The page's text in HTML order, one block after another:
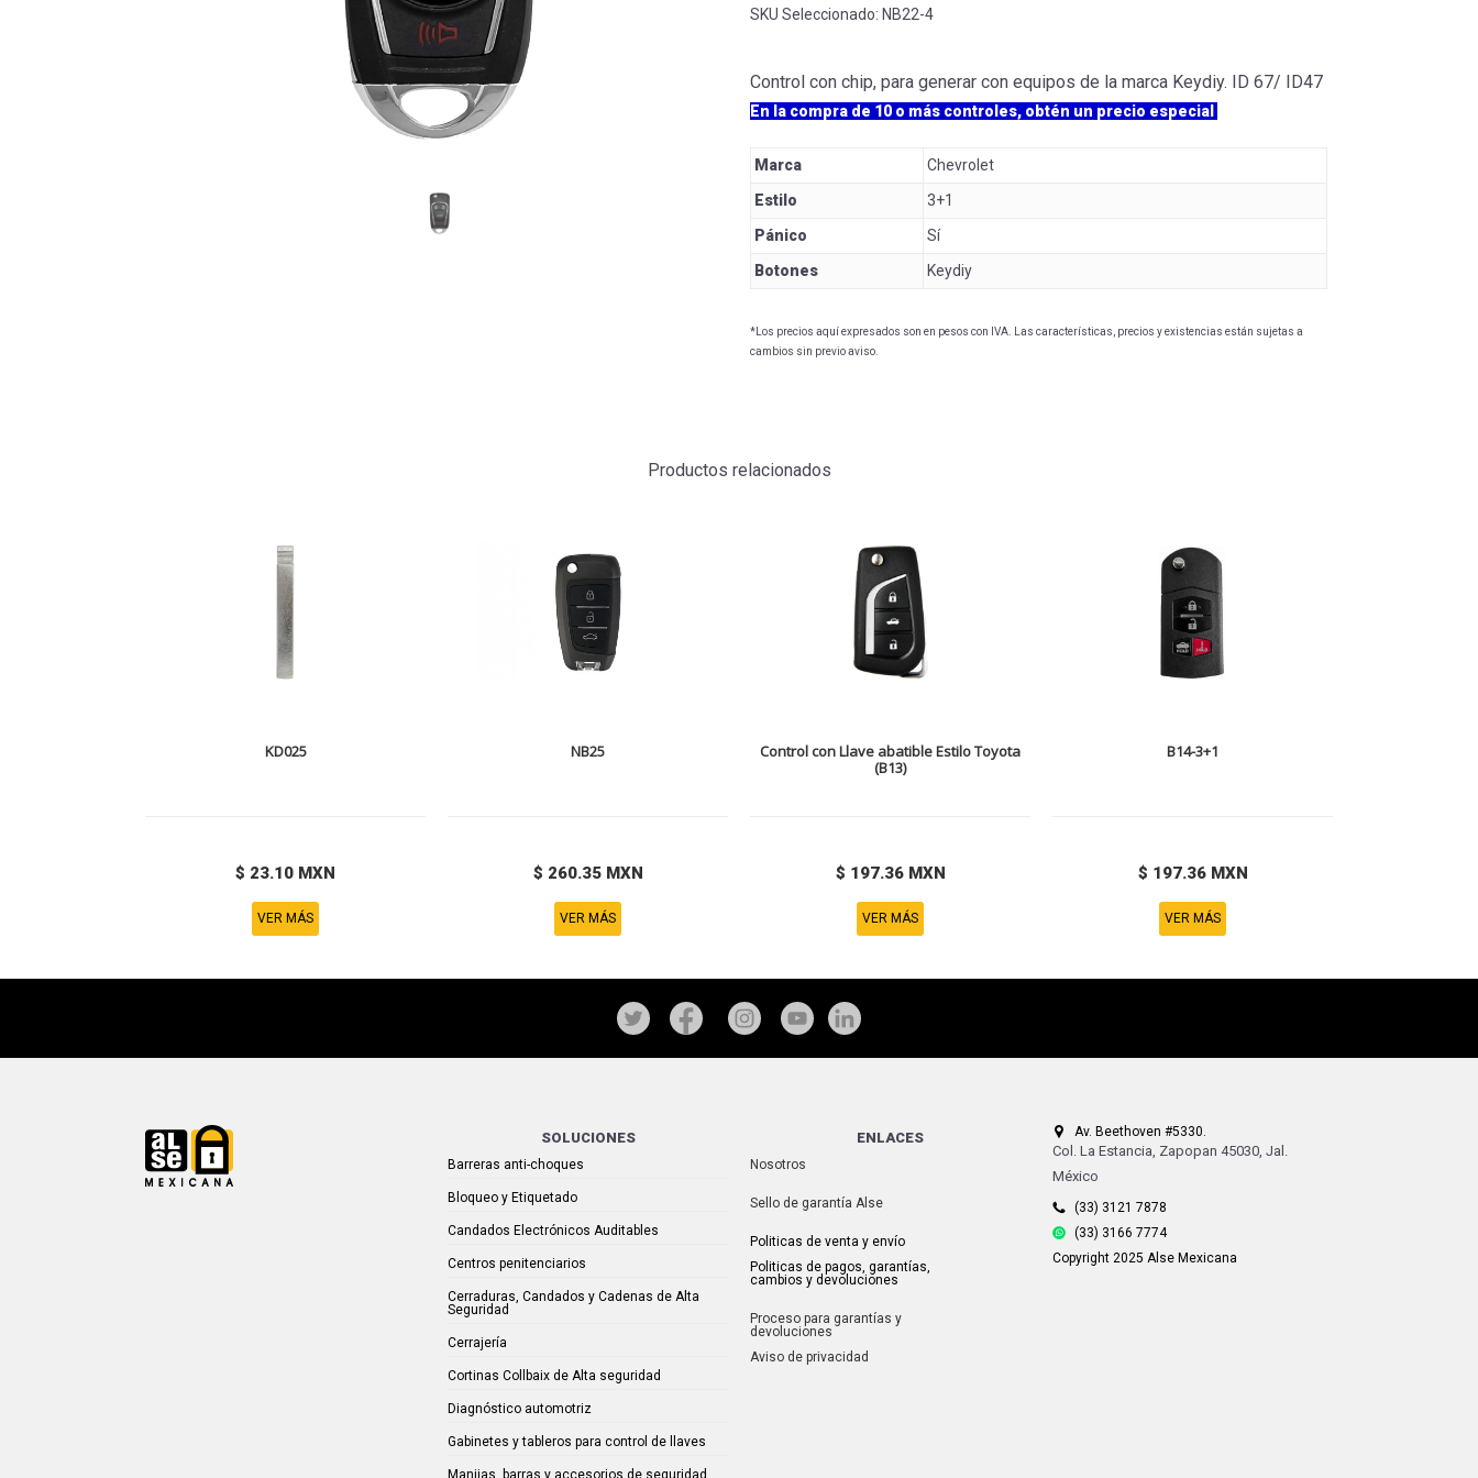
SKU Seleccionado: NB22-4
Control con chip, para generar con equipos de la marca Keydiy. ID 67/ ID47
En la compra de 10 o más controles, obtén un precio especial
Marca
Chevrolet
Estilo
3+1
Pánico
Sí
Botones
Keydiy
*Los precios aquí expresados son en pesos con IVA. Las características, precios y existencias están sujetas a
cambios sin previo aviso.
Productos relacionados
KD025
$ 23.10 MXN
VER MÁS
NB25
$ 260.35 MXN
VER MÁS
Control con Llave abatible Estilo Toyota
(B13)
$ 197.36 MXN
VER MÁS
B14-3+1
$ 197.36 MXN
VER MÁS
SOLUCIONES
Barreras anti-choques
Bloqueo y Etiquetado
Candados Electrónicos Auditables
Centros penitenciarios
Cerraduras, Candados y Cadenas de Alta
Seguridad
Cerrajería
Cortinas Collbaix de Alta seguridad
Diagnóstico automotriz
Gabinetes y tableros para control de llaves
Manijas, barras y accesorios de seguridad
ENLACES
Nosotros
Sello de garantía Alse
Politicas de venta y envío
Politicas de pagos, garantías,
cambios y devoluciones
Proceso para garantías y
devoluciones
Aviso de privacidad
Av. Beethoven #5330.
Col. La Estancia, Zapopan 45030, Jal.
México
(33) 3121 7878
(33) 3166 7774
Copyright 2025 Alse Mexicana